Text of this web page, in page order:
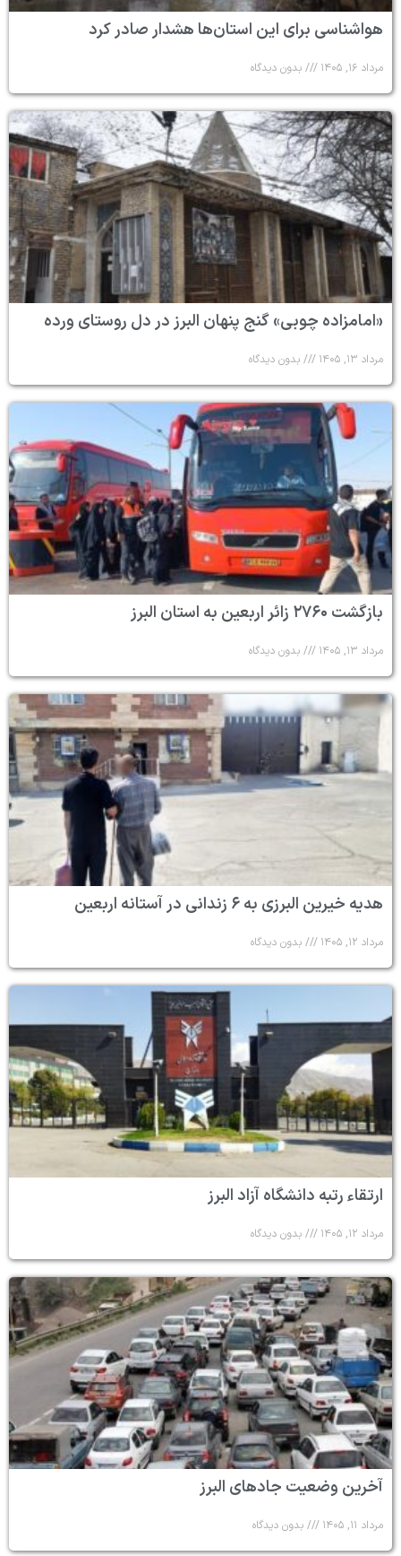
هواشناسی برای این استان‌ها هشدار صادر کرد
مرداد ۱۶, ۱۴۰۵ بدون دیدگاه
«امامزاده چوبی» گنج پنهان البرز در دل روستای ورده
مرداد ۱۳, ۱۴۰۵ بدون دیدگاه
بازگشت ۲۷۶۰ زائر اربعین به استان البرز
مرداد ۱۳, ۱۴۰۵ بدون دیدگاه
هدیه خیرین البرزی به ۶ زندانی در آستانه اربعین
مرداد ۱۲, ۱۴۰۵ بدون دیدگاه
ارتقاء رتبه دانشگاه آزاد البرز
مرداد ۱۲, ۱۴۰۵ بدون دیدگاه
آخرین وضعیت جادهای البرز
مرداد ۱۱, ۱۴۰۵ بدون دیدگاه